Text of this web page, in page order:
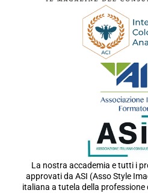
La nostra accademia e tutti i
approvati da ASI (Asso Style
italiana a tutela della professione